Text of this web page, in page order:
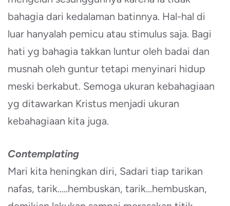
bahagia dari kedalaman batinnya. Hal-hal di
luar hanyalah pemicu atau stimulus saja. Bagi
hati yg bahagia takkan luntur oleh badai dan
musnah oleh guntur tetapi menyinari hidup
meski berkabut. Semoga ukuran kebahagiaan
yg ditawarkan Kristus menjadi ukuran
kebahagiaan kita juga.
Contemplating
Mari kita heningkan diri, Sadari tiap tarikan
nafas, tarik…..hembuskan, tarik…hembuskan,